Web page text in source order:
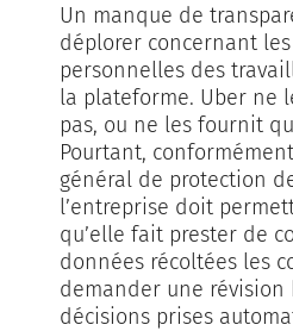
Un manque de
déplorer concernant
personnelles des
la plateforme. Uber ne
pas, ou ne les fournit
Pourtant,
général de protection
l’entreprise doit
qu’elle fait prester de
données récoltées les
demander une révision
décisions prises